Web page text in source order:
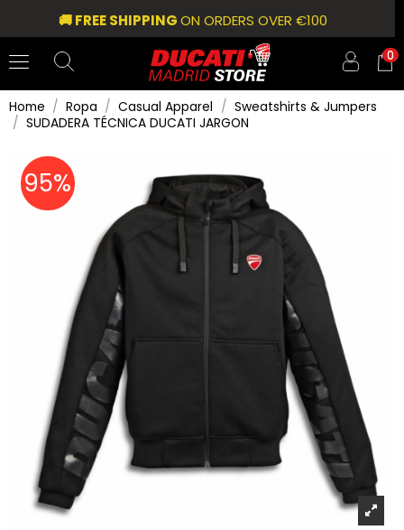
🚚 FREE SHIPPINGON ORDERS OVER €100
0
Home Ropa Casual Apparel
Sweatshirts & Jumpers
SUDADERA TÉCNICA DUCATI JARGON
95%